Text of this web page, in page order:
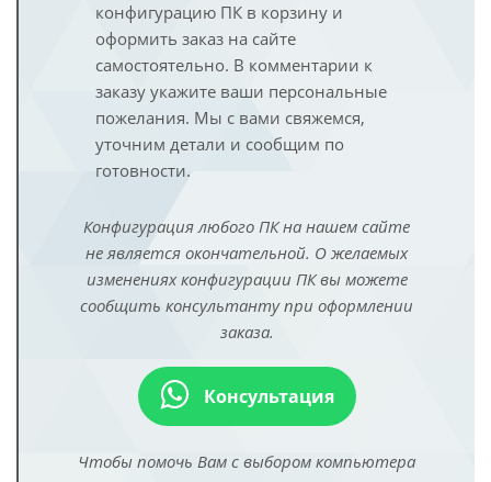
конфигурацию ПК в корзину и
оформить заказ на сайте
самостоятельно. В комментарии к
заказу укажите ваши персональные
пожелания. Мы с вами свяжемся,
уточним детали и сообщим по
готовности.
Конфигурация любого ПК на нашем сайте
не является окончательной. О желаемых
изменениях конфигурации ПК вы можете
сообщить консультанту при оформлении
заказа.
Консультация
Чтобы помочь Вам с выбором компьютера